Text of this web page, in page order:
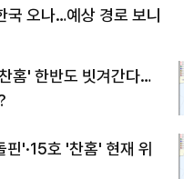
국 오나…예상 경로 보니
홈' 한반도 빗겨간다…
핀'·15호 '찬홈' 현재 위